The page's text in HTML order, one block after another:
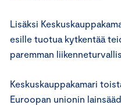
Lisäksi
esille tuotua kytkentää
paremman
Keskuskauppakamari
Euroopan unionin